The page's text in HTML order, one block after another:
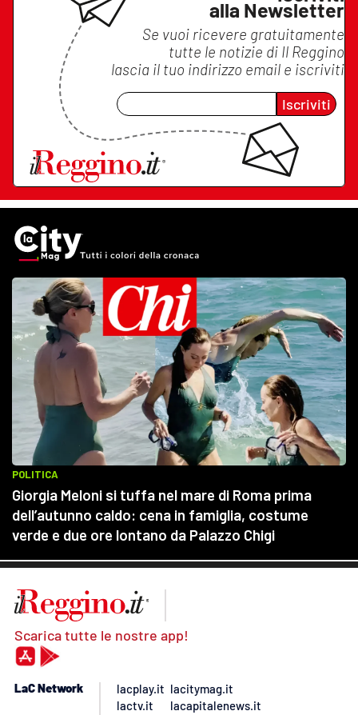
alla Newsletter
Se vuoi ricevere gratuitamente
tutte le notizie di Il Reggino
lascia il tuo indirizzo email e iscriviti
Iscriviti
Scarica tutte le nostre app!
LaC Network
lacplay.it
lactv.it
lacitymag.it
lacapitalenews.it